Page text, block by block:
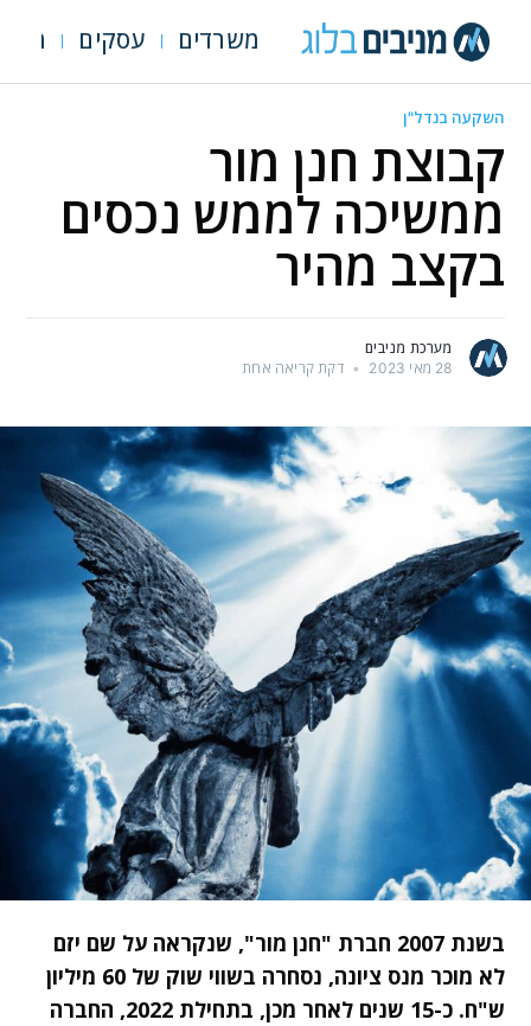
משרדים עסקים
השקעה בנדל"ן
קבוצת חנן מור
ממשיכה לממש נכסים
בקצב מהיר
מערכת מניבים
28 מאי 2023
• דקת קריאה אחת
בשנת 2007 חברת "חנן מור", שנקראה על שם יזם
לא מוכר מנס ציונה, נסחרה בשווי שוק של 60 מיליון
ש"ח. כ-15 שנים לאחר מכן, בתחילת 2022, החברה